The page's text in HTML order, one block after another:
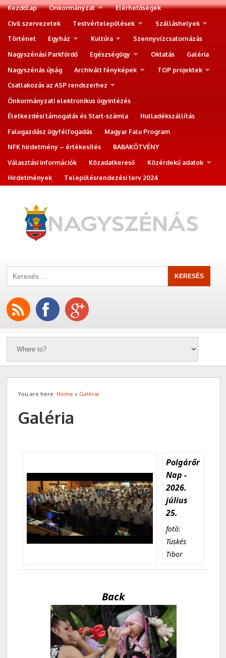
Kezdőlap Önkormányzat
Elérhetőségek
Civil szervezetek
Testvértelepülések
Szálláshelyek
Történet
Egyház Kultúra
Szennyvízcsatornázás
Nagyszénási Parkfürdő
Egészségügy Oktatás
Galéria
Nagyszénás újság
Archivált fényképek
TOP projektek
Csatlakozás az ASP rendszerhez
Önkormányzati elektronikus ügyintézés
Életkezdési támogatás és Start-számla
Hulladékszállítás
Falugazdász ügyfélfogadás
Magyar Falu Program
NFK hirdetmény – értékesítés
BABAKÖTVÉNY
Választási információk
Közadatkereső
Közérdekű adatok
Hirdetmények
Településrendezési terv 2024
You are here: Home » Galéria
Galéria
Polgárőr
Nap -
2026.
július
25.
fotó:
Tüskés
Tibor
Back